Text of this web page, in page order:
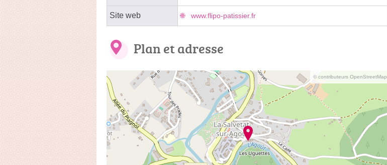
Site web www.flipo-patissier.fr
Plan et adresse
© contributeurs OpenStreetMap